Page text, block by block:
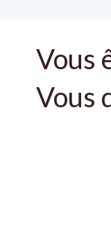
Vous
Vous